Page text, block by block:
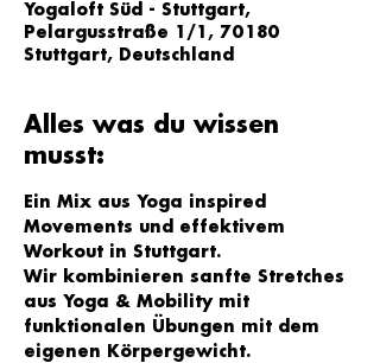
Yogaloft Süd - Stuttgart,
Pelargusstraße 1/1, 70180
Stuttgart, Deutschland
Alles was du wissen
musst:
Ein Mix aus Yoga inspired
Movements und effektivem
Workout in Stuttgart.
Wir kombinieren sanfte Stretches
aus Yoga & Mobility mit
funktionalen Übungen mit dem
eigenen Körpergewicht.